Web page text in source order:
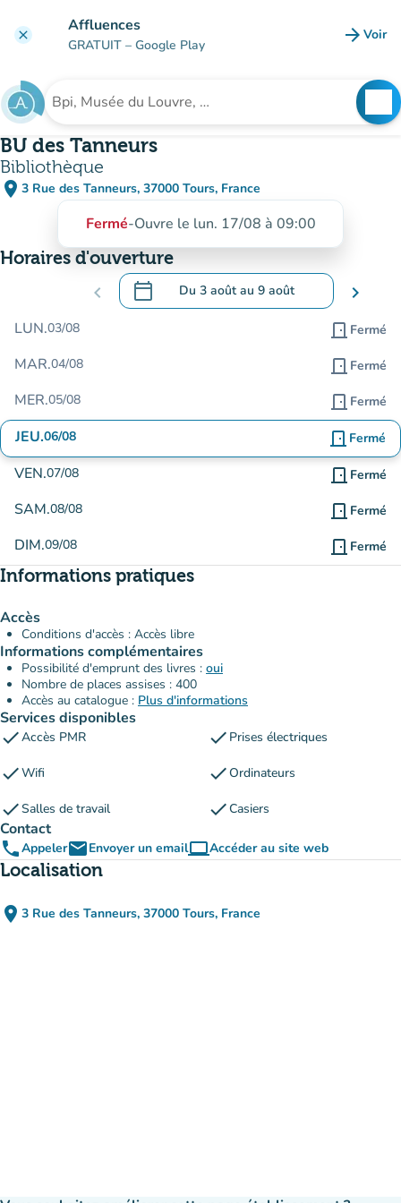
clear Affluences
GRATUIT – Google Play arrow_forward Voir
Rechercher un établissement
BU des Tanneurs
Bibliothèque
place 3 Rue des Tanneurs, 37000 Tours, France
(ouvrir dans Google Maps)
(nouvel onglet)
Fermé-Ouvre le lun. 17/08 à 09:00
Horaires d'ouverture
chevron_left calendar_today Du 3 aoûtau 9 août
.Ouvrir le calendrier pour changer de
chevron_right
LUN.03/08 door_front Fermé
MAR.04/08 door_front Fermé
MER.05/08 door_front Fermé
JEU.06/08 door_front Fermé
VEN.07/08 door_front Fermé
SAM.08/08 door_front Fermé
DIM.09/08 door_front Fermé
Informations pratiques
Accès
Conditions d'accès : Accès libre
Informations complémentaires
Possibilité d'emprunt des livres : oui
Nombre de places assises : 400
Accès au catalogue : Plus d'informations
Services disponibles
checkAccès PMR check Prises électriques
checkWifi checkOrdinateurs
checkSalles de travail checkCasiers
Contact
phoneAppeleremailEnvoyer un emailcomputerAccéder au site web
(nouvel onglet)
Localisation
place 3 Rue des Tanneurs, 37000 Tours, France
(ouvrir dans Google Maps)
(nouvel onglet)